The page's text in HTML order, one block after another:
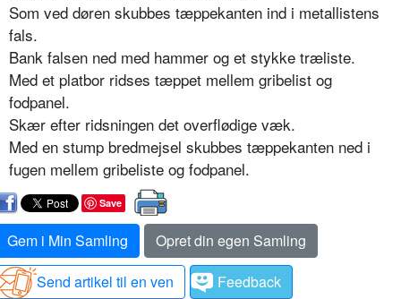
Som ved døren skubbes tæppekanten ind i metallistens
fals.
Bank falsen ned med hammer og et stykke træliste.
Med et platbor ridses tæppet mellem gribelist og
fodpanel.
Skær efter ridsningen det overflødige væk.
Med en stump bredmejsel skubbes tæppekanten ned i
fugen mellem gribeliste og fodpanel.
Save
Gem i Min Samling
Opret din egen Samling
Send artikel til en ven
Feedback